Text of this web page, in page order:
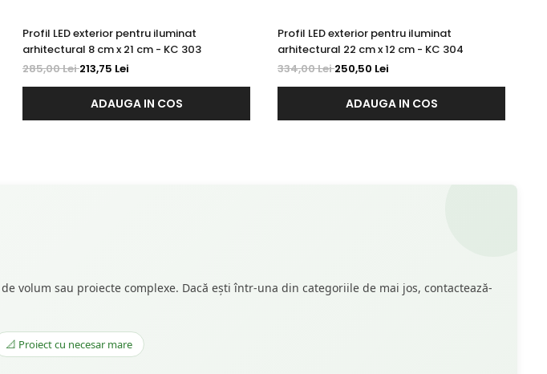
Profil LED exterior pentru iluminat
arhitectural 8 cm x 21 cm - KC 303
285,00 Lei213,75 Lei
ADAUGA IN COS
Profil LED exterior pentru iluminat
arhitectural 22 cm x 12 cm - KC 304
334,00 Lei250,50 Lei
ADAUGA IN COS
volum sau proiecte complexe. Dacă ești într-una din categoriile de mai jos, contactează-
📐 Proiect cu necesar mare